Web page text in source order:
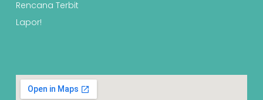
Rencana Terbit
Lapor!